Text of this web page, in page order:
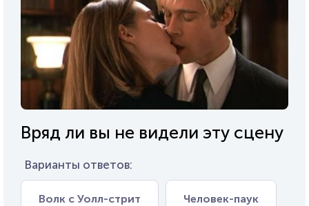
Вряд ли вы не видели эту сцену
Варианты ответов:
Волк с Уолл-стрит Человек-паук